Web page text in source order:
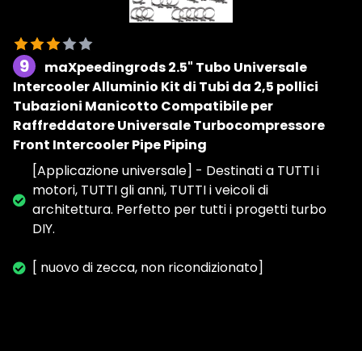
9
maXpeedingrods 2.5" Tubo Universale
Intercooler Alluminio Kit di Tubi da 2,5 pollici
Tubazioni Manicotto Compatibile per
Raffreddatore Universale Turbocompressore
Front Intercooler Pipe Piping
[Applicazione universale] - Destinati a TUTTI i
motori, TUTTI gli anni, TUTTI i veicoli di
architettura. Perfetto per tutti i progetti turbo
DIY.
[ nuovo di zecca, non ricondizionato]